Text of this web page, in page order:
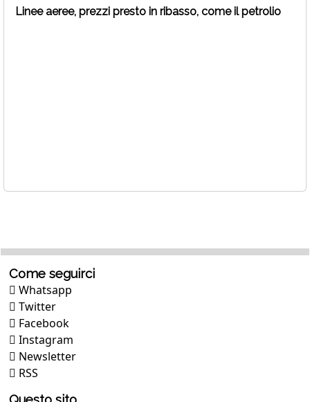
Linee aeree, prezzi presto in ribasso, come il petrolio
Come seguirci
Whatsapp
Twitter
Facebook
Instagram
Newsletter
RSS